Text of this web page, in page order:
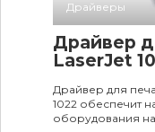
Драйверы
Драйвер
LaserJet
Драйвер для
1022 обеспечит
оборудования на